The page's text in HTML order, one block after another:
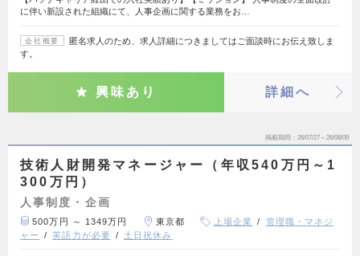
に伴い新設された組織にて、人事企画に関する業務をお…
会社概要
匿名求人のため、求人詳細につきましてはご面談時にお伝え致しま
す。
興味あり 詳細へ
掲載期間 26/07/27～26/08/09
技術人財開発マネージャー（年収540万円～1
300万円）
人事制度・企画
500万円 ～ 1349万円 東京都 上場企業
管理職・マネジ
ャー
英語力が必要 土日祝休み